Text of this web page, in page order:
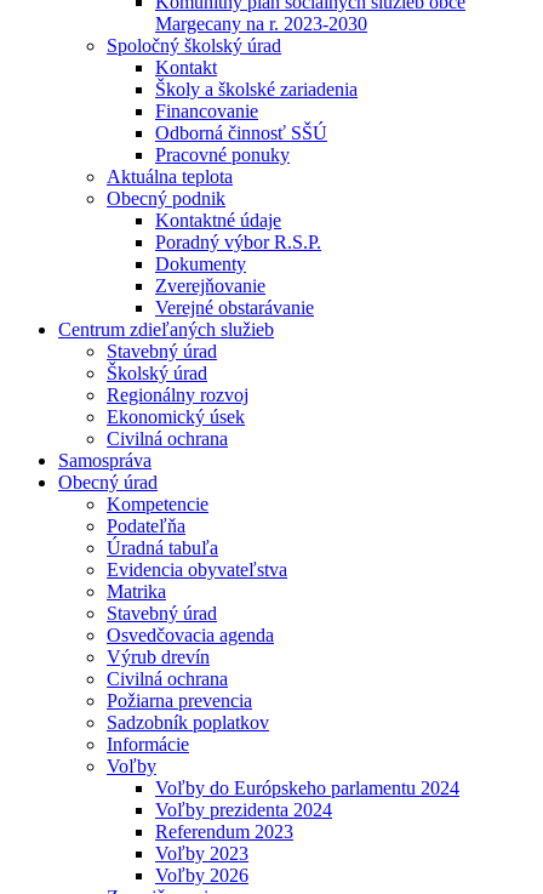
Margecany na r. 2023-2030
Spoločný školský úrad
Kontakt
Školy a školské zariadenia
Financovanie
Odborná činnosť SŠÚ
Pracovné ponuky
Aktuálna teplota
Obecný podnik
Kontaktné údaje
Poradný výbor R.S.P.
Dokumenty
Zverejňovanie
Verejné obstarávanie
Centrum zdieľaných služieb
Stavebný úrad
Školský úrad
Regionálny rozvoj
Ekonomický úsek
Civilná ochrana
Samospráva
Obecný úrad
Kompetencie
Podateľňa
Úradná tabuľa
Evidencia obyvateľstva
Matrika
Stavebný úrad
Osvedčovacia agenda
Výrub drevín
Civilná ochrana
Požiarna prevencia
Sadzobník poplatkov
Informácie
Voľby
Voľby do Európskeho parlamentu 2024
Voľby prezidenta 2024
Referendum 2023
Voľby 2023
Voľby 2026